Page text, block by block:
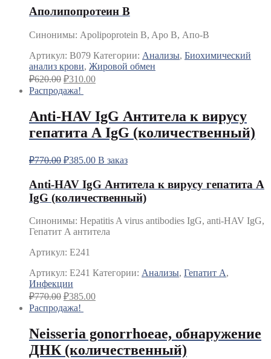
Аполипопротеин В
Синонимы: Apolipoprotein B, Apo B, Апо-B
Артикул: B079 Категории: Анализы, Биохимический
анализ крови, Жировой обмен
₽620.00 ₽310.00
Распродажа!
Anti-HAV IgG Антитела к вирусу
гепатита А IgG (количественный)
₽770.00 ₽385.00 В заказ
Anti-HAV IgG Антитела к вирусу гепатита А
IgG (количественный)
Синонимы: Hepatitis A virus antibodies IgG, anti-HAV IgG,
Гепатит A антитела
Артикул: E241
Артикул: E241 Категории: Анализы, Гепатит A,
Инфекции
₽770.00 ₽385.00
Распродажа!
Neisseria gonorrhoeae, обнаружение
ДНК (количественный)